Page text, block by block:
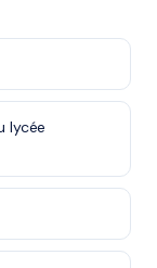
lycée